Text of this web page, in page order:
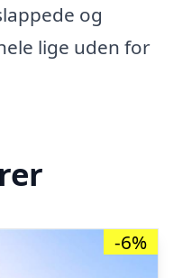
og
lige uden for
-6%